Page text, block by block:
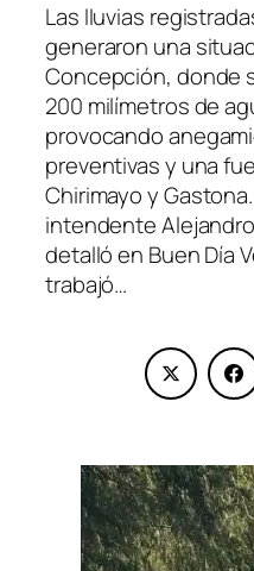
Las lluvias
generaron una
Concepción, donde
200 milímetros de
provocando
preventivas y una
Chirimayo y
intendente
detalló en Buen Día
trabajó…